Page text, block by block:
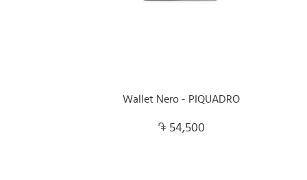
Wallet Nero - PIQUADRO
54,500